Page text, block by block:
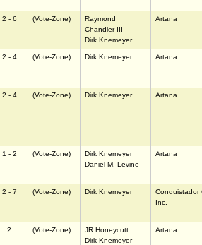
2 - 6 (Vote-Zone)
Raymond
Chandler III
Dirk Knemeyer
Artana
2 - 4 (Vote-Zone) Dirk Knemeyer Artana
2 - 4 (Vote-Zone) Dirk Knemeyer Artana
1 - 2 (Vote-Zone)
Dirk Knemeyer
Daniel M. Levine
Artana
2 - 7 (Vote-Zone) Dirk Knemeyer
Conquistador
Inc.
2 (Vote-Zone)
JR Honeycutt
Dirk Knemeyer
Artana